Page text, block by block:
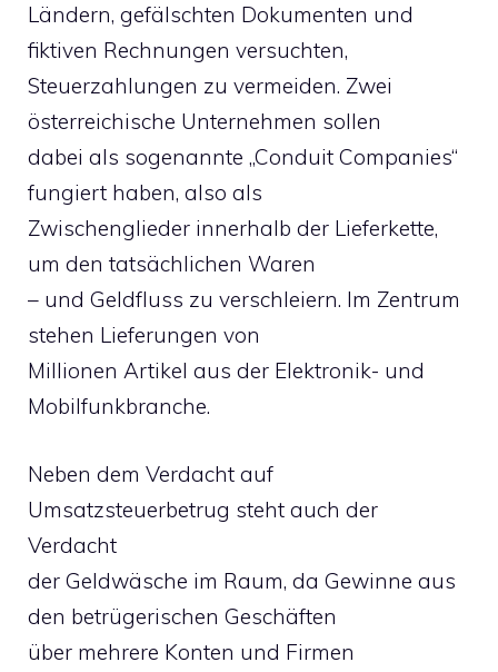
Ländern, gefälschten Dokumenten und
fiktiven Rechnungen versuchten,
Steuerzahlungen zu vermeiden. Zwei
österreichische Unternehmen sollen
dabei als sogenannte „Conduit Companies“
fungiert haben, also als
Zwischenglieder innerhalb der Lieferkette,
um den tatsächlichen Waren
– und Geldfluss zu verschleiern. Im Zentrum
stehen Lieferungen von
Millionen Artikel aus der Elektronik- und
Mobilfunkbranche.
Neben dem Verdacht auf
Umsatzsteuerbetrug steht auch der
Verdacht
der Geldwäsche im Raum, da Gewinne aus
den betrügerischen Geschäften
über mehrere Konten und Firmen